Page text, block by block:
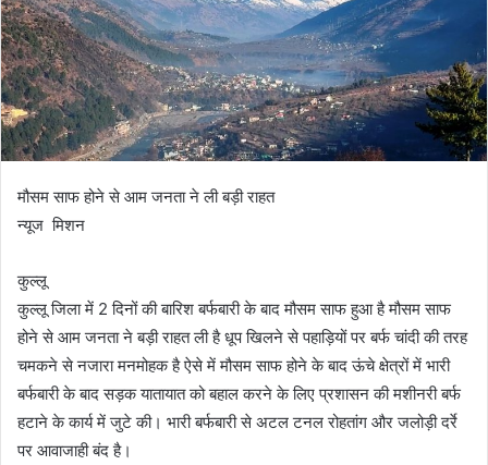
मौसम साफ होने से आम जनता ने ली बड़ी राहत
न्यूज मिशन
कुल्लू
कुल्लू जिला में 2 दिनों की बारिश बर्फबारी के बाद मौसम साफ हुआ है मौसम साफ
होने से आम जनता ने बड़ी राहत ली है धूप खिलने से पहाड़ियों पर बर्फ चांदी की तरह
चमकने से नजारा मनमोहक है ऐसे में मौसम साफ होने के बाद ऊंचे क्षेत्रों में भारी
बर्फबारी के बाद सड़क यातायात को बहाल करने के लिए प्रशासन की मशीनरी बर्फ
हटाने के कार्य में जुटे की। भारी बर्फबारी से अटल टनल रोहतांग और जलोड़ी दर्रे
पर आवाजाही बंद है।